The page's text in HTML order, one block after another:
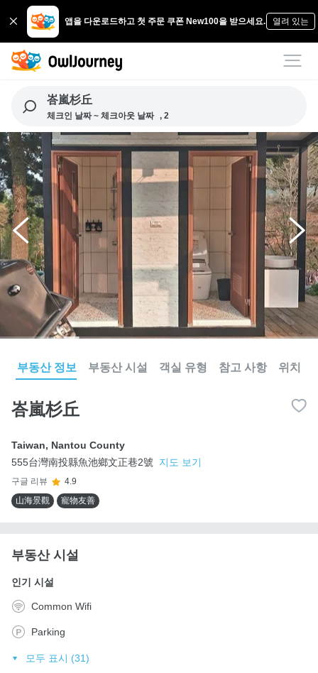
앱을 다운로드하고 첫 주문 쿠폰 New100을 받으세요. 열려 있는
峇嵐杉丘
체크인 날짜 ~ 체크아웃 날짜 , 2
부동산 정보 부동산 시설 객실 유형 참고 사항 위치
峇嵐杉丘
Taiwan, Nantou County
555台灣南投縣魚池鄉文正巷2號
지도 보기
구글 리뷰
4.9
山海景觀
寵物友善
부동산 시설
인기 시설
Common Wifi
Parking
모두 표시 (31)